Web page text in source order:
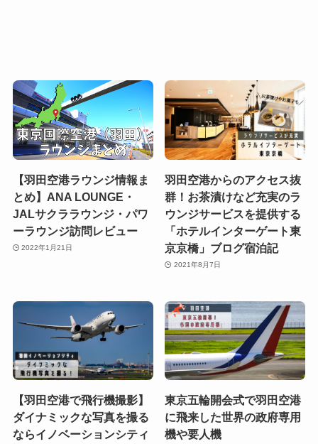
【羽田空港ラウンジ情報ま
とめ】ANA LOUNGE・
JALサクララウンジ・パワ
ーラウンジ訪問レビュー
2022年1月21日
羽田空港からのアクセス抜
群！お茶漬けなど充実のラ
ウンジサービスを提供する
「ホテルインターゲート東
京京橋」ブログ宿泊記
2021年8月7日
【羽田空港で飛行機撮影】
ダイナミックな写真を撮る
ならイノベーションシティ
東京五輪開会式で羽田空港
に飛来した世界の政府専用
機や要人機